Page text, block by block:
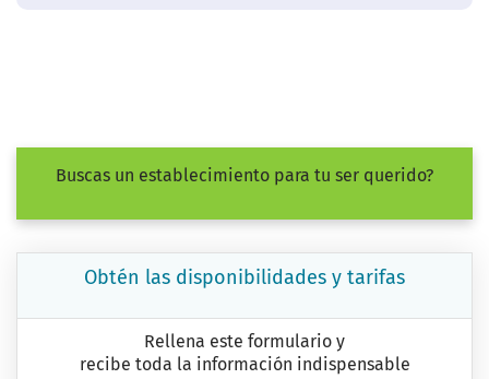
Buscas un establecimiento para tu ser querido?
Obtén las disponibilidades y tarifas
Rellena este formulario y
recibe toda la información indispensable